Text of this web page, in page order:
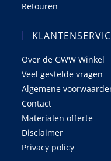
Retouren
Over de GWW Winkel
Veel gestelde vragen
Algemene
Contact
Materialen offerte
Disclaimer
Privacy policy